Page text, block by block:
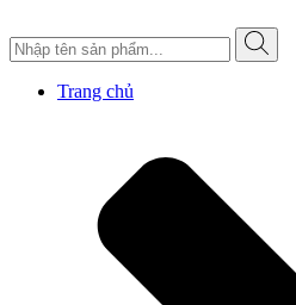
Trang chủ